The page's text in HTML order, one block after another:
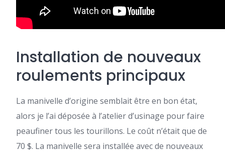
Installation de nouveaux
roulements principaux
La manivelle d’origine semblait être en bon état,
alors je l’ai déposée à l’atelier d’usinage pour faire
peaufiner tous les tourillons. Le coût n’était que de
70 $. La manivelle sera installée avec de nouveaux